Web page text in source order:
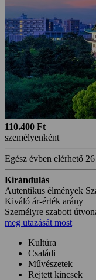
110.400 Ft
személyenként
Egész évben elérhető
Kirándulás
Autentikus élmények
Kiváló ár-érték arány
Személyre szabott
meg utazását most
Kultúra
Családi
Művészetek
Rejtett kincsek